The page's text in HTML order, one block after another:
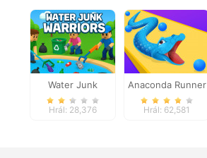
Water Junk
Warriors
Hrál: 28,376
Anaconda Runner
Hrál: 62,581